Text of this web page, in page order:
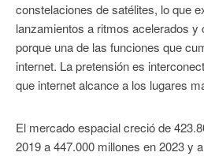
constelaciones de satélites, lo que
lanzamientos a ritmos acelerados
porque una de las funciones que
internet. La pretensión es
que internet alcance a los lugares
El mercado espacial creció de
2019 a 447.000 millones en 2023 y